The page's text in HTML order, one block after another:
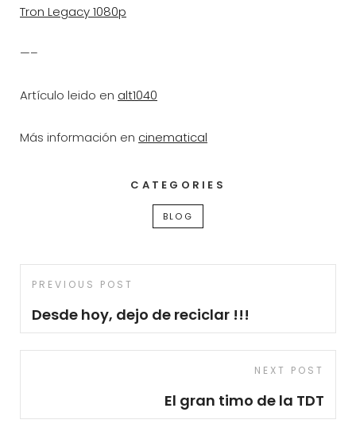
Tron Legacy 1080p
—–
Artí­culo leido en alt1040
Más información en cinematical
CATEGORIES
BLOG
Navegación
de
entradas
Previous
Post
PREVIOUS POST
Desde hoy, dejo de reciclar !!!
NEXT POST
El gran timo de la TDT